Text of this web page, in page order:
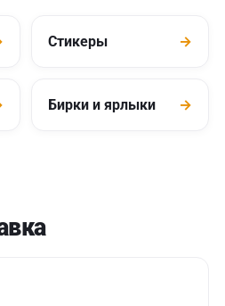
Стикеры →
Бирки и ярлыки →